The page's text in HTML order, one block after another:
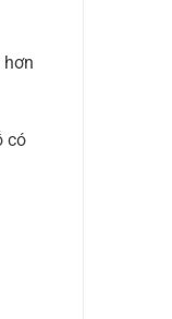
hơn
có